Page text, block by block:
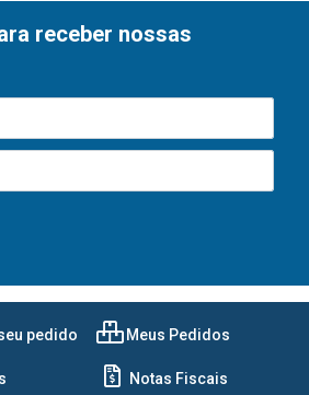
receber nossas
pedido Meus Pedidos
Notas Fiscais